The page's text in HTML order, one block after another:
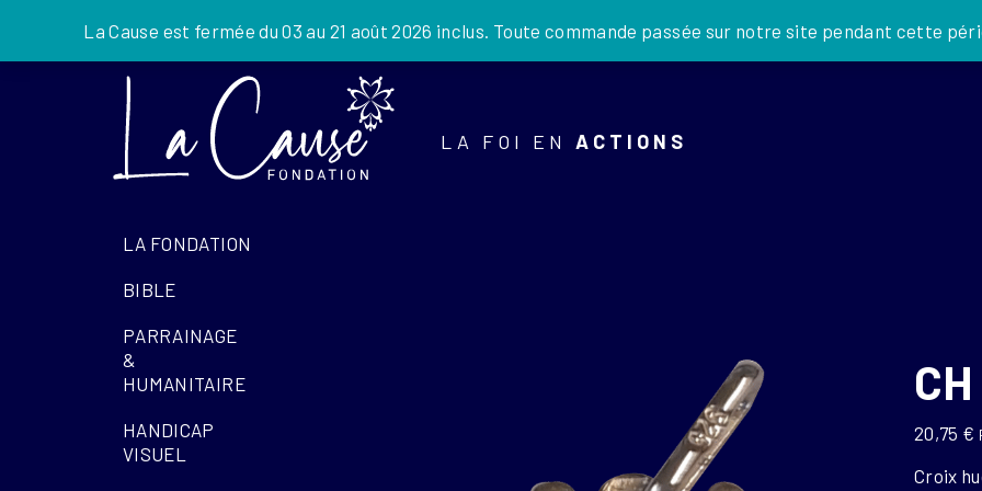
La Cause est fermée du 03 au 21 août 2026 inclus. Toute commande passée sur notre site pendant cette
JE DONNE
LA FOI EN ACTIONS
LA FONDATION
BIBLE
PARRAINAGE
&
HUMANITAIRE
HANDICAP
VISUEL
20,75 €
Croix